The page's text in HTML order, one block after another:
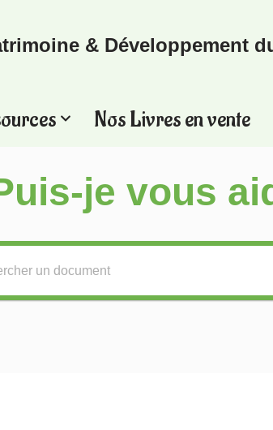
& Développement
Nos Livres en vente
je vous